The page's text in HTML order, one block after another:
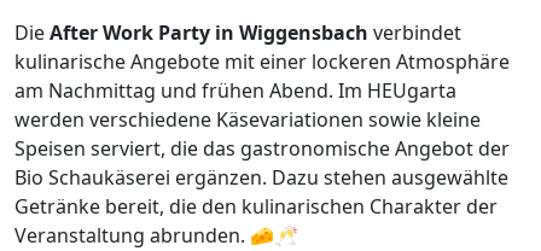
DieAfter Work Party in Wiggensbach verbindet
kulinarische Angebote mit einer lockeren Atmosphäre
am Nachmittag und frühen Abend. Im HEUgarta
werden verschiedene Käsevariationen sowie kleine
Speisen serviert, die das gastronomische Angebot der
Bio Schaukäserei ergänzen. Dazu stehen ausgewählte
Getränke bereit, die den kulinarischen Charakter der
Veranstaltung abrunden. 🧀🥂